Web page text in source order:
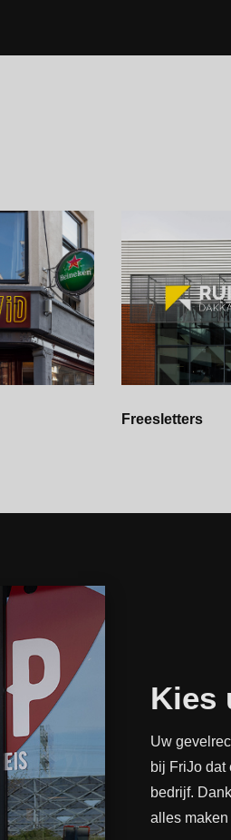
Freesletters
Kies
Uw
bij FriJo dat
bedrijf.
alles maken